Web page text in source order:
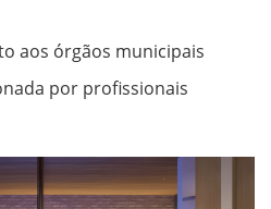
aos órgãos municipais
por profissionais